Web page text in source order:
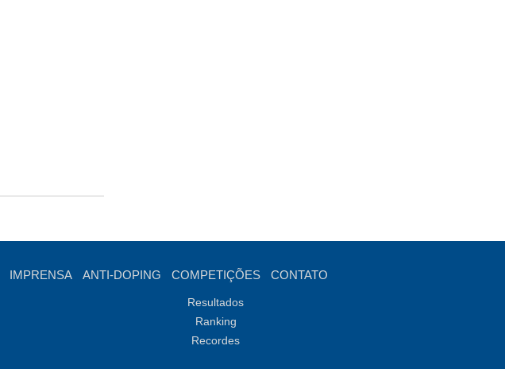
IMPRENSA ANTI-DOPING COMPETIÇÕES
Resultados
Ranking
Recordes
CONTATO